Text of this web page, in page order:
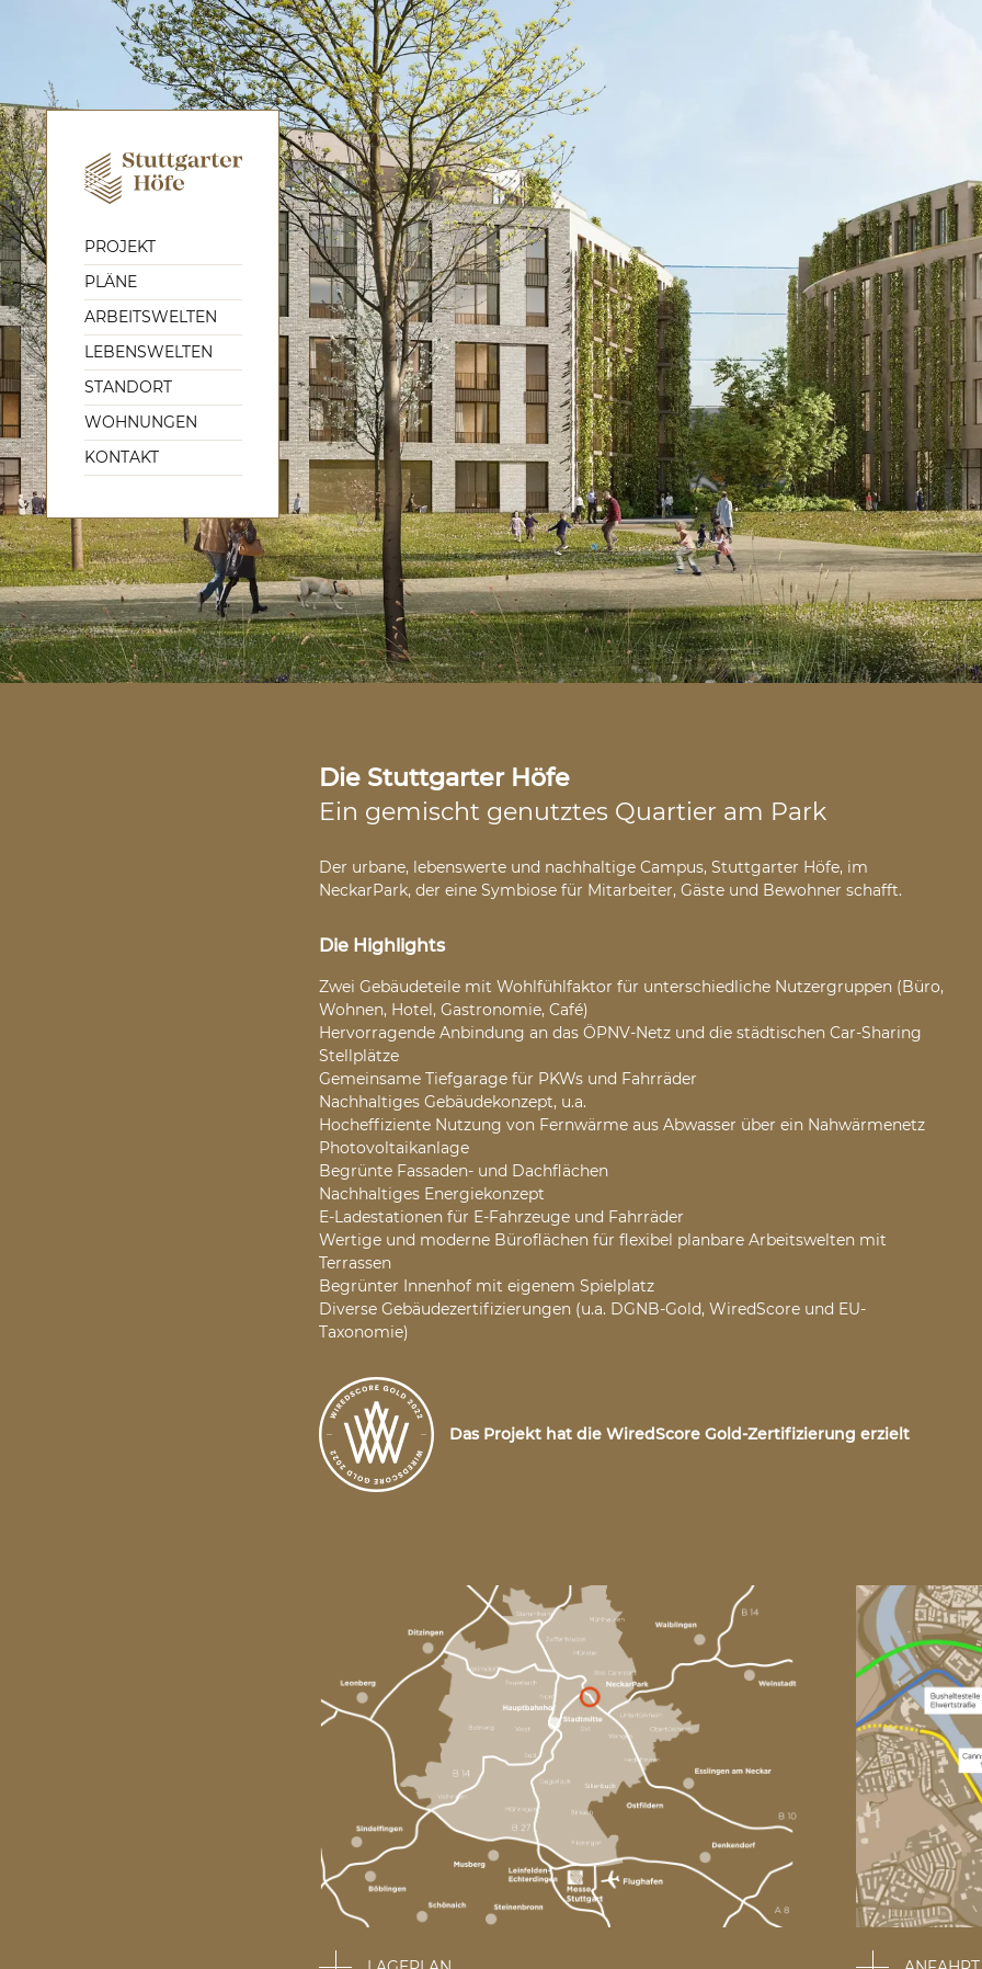
Die Stuttgarter Höfe
Ein gemischt genutztes Quartier am Park
Der urbane, lebenswerte und nachhaltige Campus, Stuttgarter Höfe, im
NeckarPark, der eine Symbiose für Mitarbeiter, Gäste und Bewohner schafft.
Die Highlights
Zwei Gebäudeteile mit Wohlfühlfaktor für unterschiedliche Nutzergruppen (Büro,
Wohnen, Hotel, Gastronomie, Café)
Hervorragende Anbindung an das ÖPNV-Netz und die städtischen Car-Sharing
Stellplätze
Gemeinsame Tiefgarage für PKWs und Fahrräder
Nachhaltiges Gebäudekonzept, u.a.
Hocheffiziente Nutzung von Fernwärme aus Abwasser über ein Nahwärmenetz
Photovoltaikanlage
Begrünte Fassaden- und Dachflächen
Nachhaltiges Energiekonzept
E-Ladestationen für E-Fahrzeuge und Fahrräder
Wertige und moderne Büroflächen für flexibel planbare Arbeitswelten mit
Terrassen
Begrünter Innenhof mit eigenem Spielplatz
Diverse Gebäudezertifizierungen (u.a. DGNB-Gold, WiredScore und EU-
Taxonomie)
Das Projekt hat die WiredScore Gold-Zertifizierung erzielt
PROJEKT
PLÄNE
ARBEITSWELTEN
LEBENSWELTEN
STANDORT
WOHNUNGEN
KONTAKT